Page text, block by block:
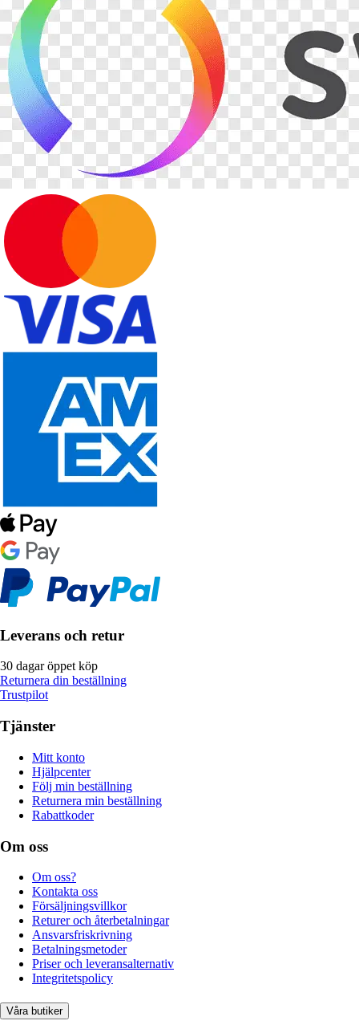
Leverans och retur
30 dagar öppet köp
Returnera din beställning
Trustpilot
Tjänster
Mitt konto
Hjälpcenter
Följ min beställning
Returnera min beställning
Rabattkoder
Om oss
Om oss?
Kontakta oss
Försäljningsvillkor
Returer och återbetalningar
Ansvarsfriskrivning
Betalningsmetoder
Priser och leveransalternativ
Integritetspolicy
Våra butiker